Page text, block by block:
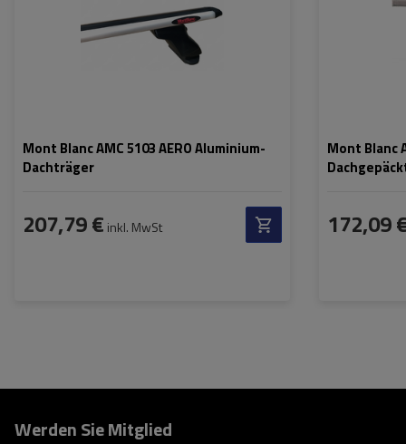
Mont Blanc AMC 5103 AERO Aluminium-
Dachträger
207,79 € inkl. MwSt
Mont Blanc
172,09
Werden Sie Mitglied